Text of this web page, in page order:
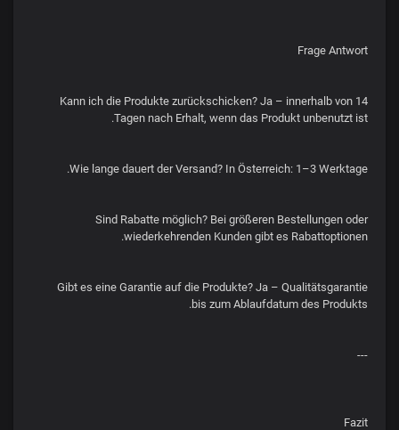
Frage Antwort
Kann ich die Produkte zurückschicken? Ja – innerhalb von 14
Tagen nach Erhalt, wenn das Produkt unbenutzt ist.
Wie lange dauert der Versand? In Österreich: 1–3 Werktage.
Sind Rabatte möglich? Bei größeren Bestellungen oder
wiederkehrenden Kunden gibt es Rabattoptionen.
Gibt es eine Garantie auf die Produkte? Ja – Qualitätsgarantie
bis zum Ablaufdatum des Produkts.
---
Fazit